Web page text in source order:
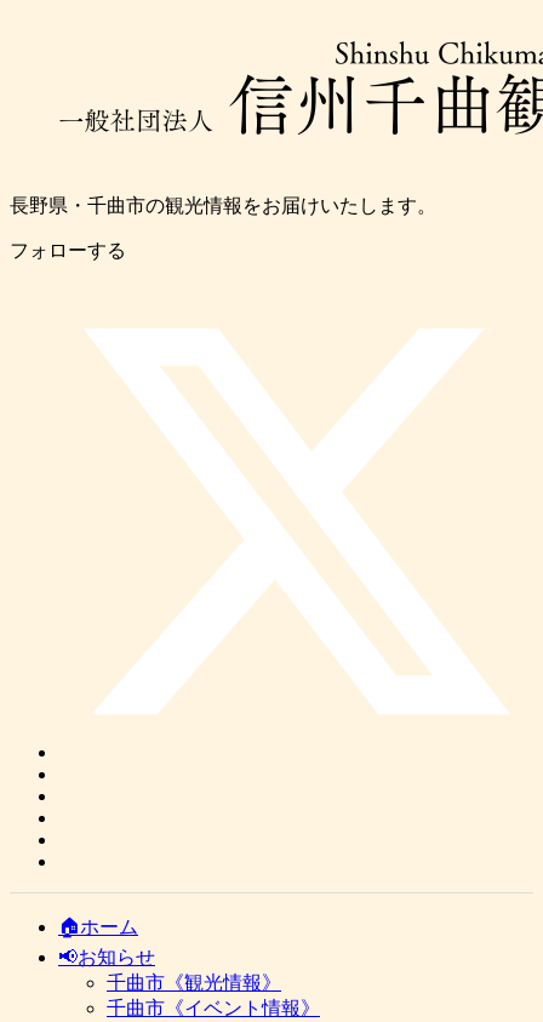
長野県・千曲市の観光情報をお届けいたします。
フォローする
🏠ホーム
📢お知らせ
千曲市《観光情報》
千曲市《イベント情報》